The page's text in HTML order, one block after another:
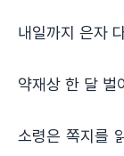
내일까지 은자
약재상 한 달 벌
소령은 쪽지를